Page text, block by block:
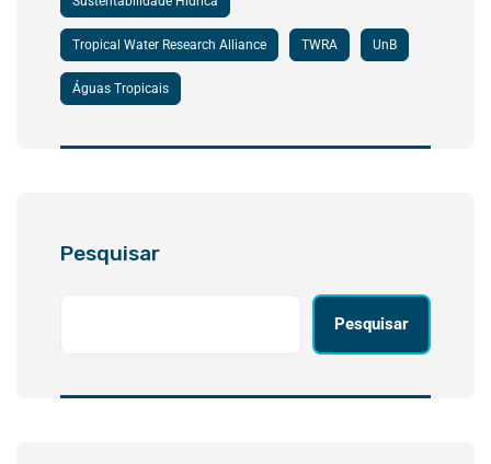
Tropical Water Research Alliance TWRA UnB
Águas Tropicais
Pesquisar
Pesquisar